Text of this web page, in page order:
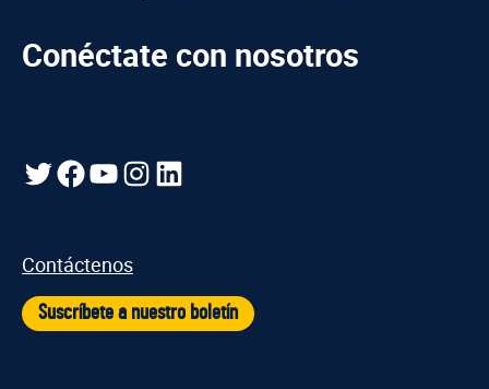
Conéctate con nosotros
Gorjeo
Facebook
YouTube
Instagram
LinkedIn
Contáctenos
Suscríbete a nuestro boletín